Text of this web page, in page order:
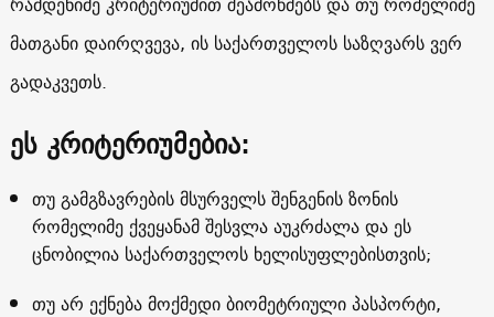
მათგანი დაირღვევა, ის საქართველოს საზღვარს ვერ
გადაკვეთს.
ეს კრიტერიუმებია:
თუ გამგზავრების მსურველს შენგენის ზონის
რომელიმე ქვეყანამ შესვლა აუკრძალა და ეს
ცნობილია საქართველოს ხელისუფლებისთვის;
თუ არ ექნება მოქმედი ბიომეტრიული პასპორტი,